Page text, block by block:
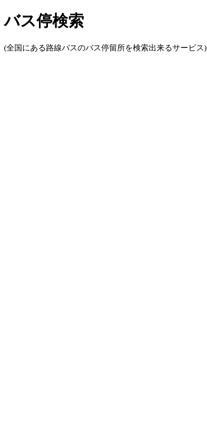
バス停検索
(全国にある路線バスのバス停留所を検索出来るサービス)